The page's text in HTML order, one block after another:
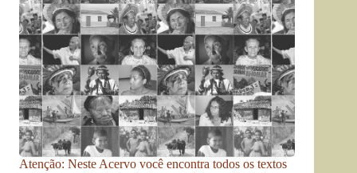
Atenção: Neste Acervo você encontra todos os textos